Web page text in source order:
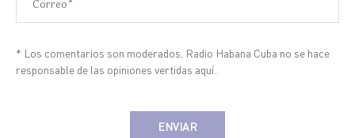
* Los comentarios son moderados. Radio Habana Cuba no se hace
responsable de las opiniones vertidas aquí.